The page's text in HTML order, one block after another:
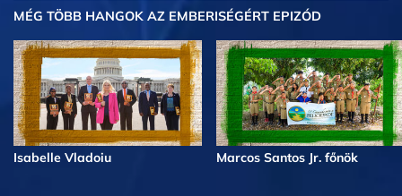
MÉG TÖBB HANGOK AZ EMBERISÉGÉRT EPIZÓD
Isabelle Vladoiu Marcos Santos Jr. főnök